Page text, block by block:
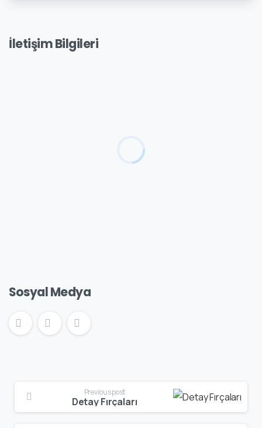
İletişim Bilgileri
Sosyal Medya
Previous post
Detay Fırçaları